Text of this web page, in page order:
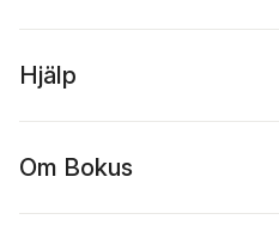
Hjälp
Om Bokus